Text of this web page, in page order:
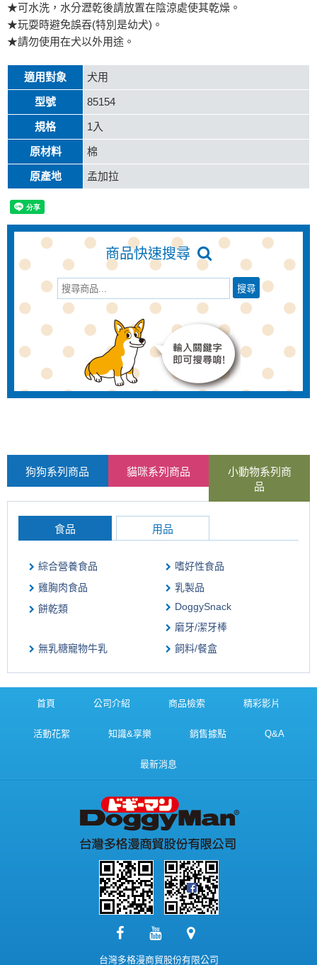
★可水洗，水分瀝乾後請放置在陰涼處使其乾燥。
★玩耍時避免誤吞(特別是幼犬)。
★請勿使用在犬以外用途。
適用對象 犬用
型號 85154
規格 1入
原材料 棉
原產地 孟加拉
商品快速搜尋
狗狗系列商品 貓咪系列商品
小動物系列商
品
食品 用品
綜合營養食品
嗜好性食品
雞胸肉食品
乳製品
餅乾類
DoggySnack
磨牙/潔牙棒
無乳糖寵物牛乳
飼料/餐盒
首頁 公司介紹 商品檢索 精彩影片
活動花絮 知識&享樂 銷售據點 Q&A
最新消息
台灣多格漫商貿股份有限公司